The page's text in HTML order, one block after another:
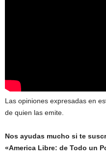
Las opiniones expresadas en
de quien las emite.
Nos ayudas mucho si te
«America Libre: de Todo un